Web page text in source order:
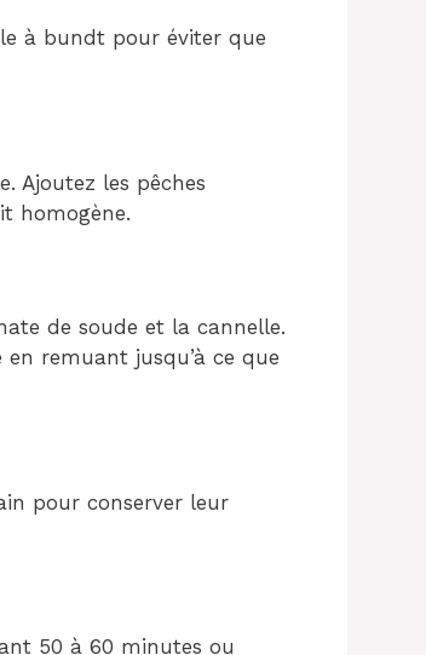
à bundt pour éviter que
Ajoutez les pêches
homogène.
de soude et la cannelle.
remuant jusqu’à ce que
pour conserver leur
50 à 60 minutes ou